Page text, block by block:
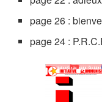
page 26 :
page 24 :